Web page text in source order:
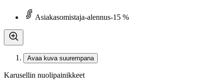
Asiakasomistaja-alennus-15 %
Avaa kuva suurempana
Karusellin nuolipainikkeet